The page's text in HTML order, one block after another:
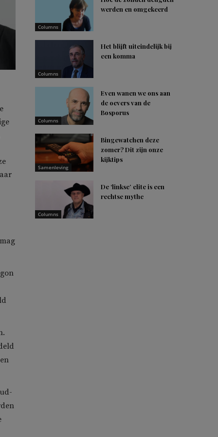
Columns
werden en omgekeerd
Columns
Het blijft uiteindelijk bij
een komma
Columns
Even wanen we ons aan
de oevers van de
Bosporus
Samenleving
Bingewatchen deze
zomer? Dit zijn onze
kijktips
Columns
De ‘linkse’ elite is een
rechtse mythe